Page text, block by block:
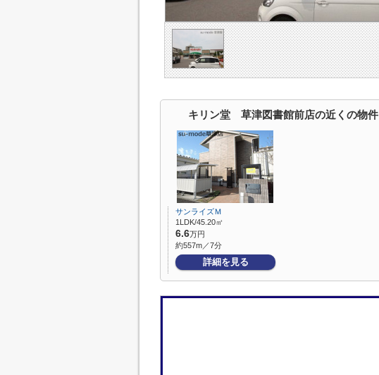
キリン堂 草津図書館前店の近くの物件
サンライズＭ
1LDK/45.20㎡
6.6万円
約557m／7分
詳細を見る